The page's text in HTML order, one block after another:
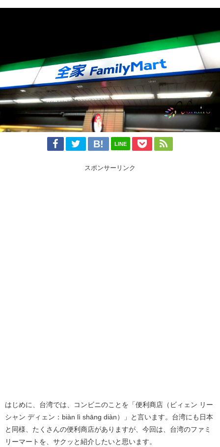
LINE
スポンサーリンク
はじめに、台湾では、コンビニのことを「便利商店（ビィェン リー
シャン ディェン：biàn lì shāng diàn）」と言います。台湾にも日本
と同様、たくさんの便利商店がありますが、今回は、台湾のファミ
リーマートを、サクッと紹介したいと思います。